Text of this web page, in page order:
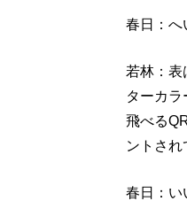
春日：へ
若林：表
ターカラ
飛べる
ントされ
春日：い